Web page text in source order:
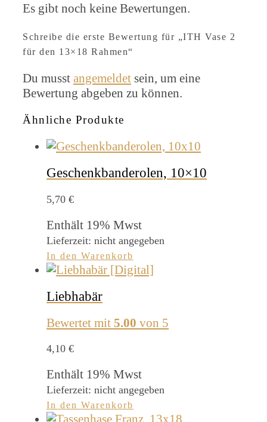
Es gibt noch keine Bewertungen.
Schreibe die erste Bewertung für „ITH Vase 2
für den 13×18 Rahmen“
Du musst angemeldet sein, um eine
Bewertung abgeben zu können.
Ähnliche Produkte
Geschenkbanderolen, 10×10
5,70 €
Enthält 19% Mwst
Lieferzeit: nicht angegeben
In den Warenkorb
Liebhabär
Bewertet mit 5.00 von 5
4,10 €
Enthält 19% Mwst
Lieferzeit: nicht angegeben
In den Warenkorb